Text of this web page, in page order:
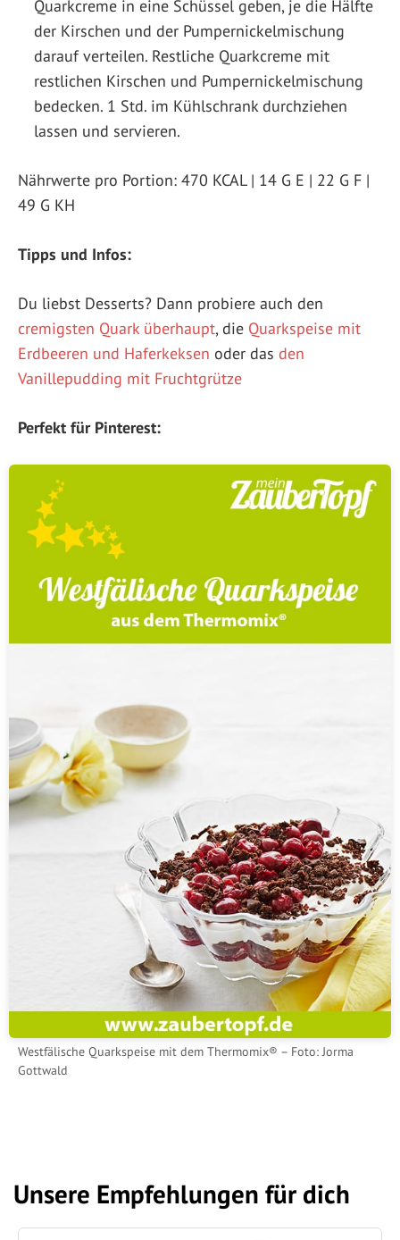
Quarkcreme in eine Schüssel geben, je die Hälfte
der Kirschen und der Pumpernickelmischung
darauf verteilen. Restliche Quarkcreme mit
restlichen Kirschen und Pumpernickelmischung
bedecken. 1 Std. im Kühlschrank durchziehen
lassen und servieren.
Nährwerte pro Portion: 470 KCAL | 14 G E | 22 G F |
49 G KH
Tipps und Infos:
Du liebst Desserts? Dann probiere auch den
cremigsten Quark überhaupt, die Quarkspeise mit
Erdbeeren und Haferkeksen oder das den
Vanillepudding mit Fruchtgrütze
Perfekt für Pinterest:
Westfälische Quarkspeise mit dem Thermomix® – Foto: Jorma
Gottwald
Unsere Empfehlungen für dich